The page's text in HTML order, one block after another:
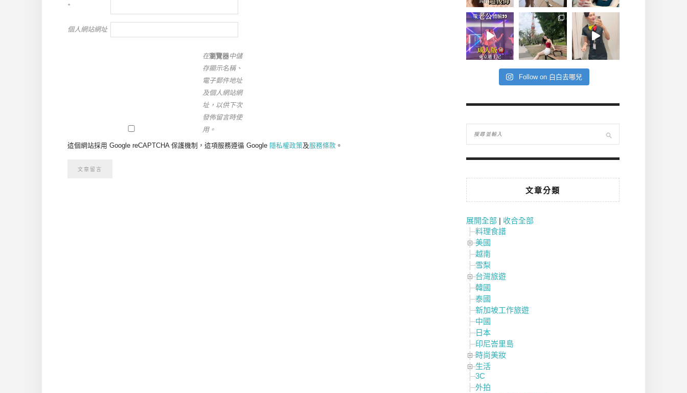
*
個人網站網址
在瀏覽器中儲
存顯示名稱、
電子郵件地址
及個人網站網
址，以供下次
發佈留言時使
用。
這個網站採用 Google reCAPTCHA 保護機制，這項服務遵循 Google 隱私權政策及服務條款 。
Follow on 白白去哪兒
文章分類
展開全部 | 收合全部
料理食譜
美國
越南
雪梨
台灣旅遊
韓國
泰國
新加坡工作旅遊
中國
日本
印尼峇里島
時尚美妝
生活
3C
外拍